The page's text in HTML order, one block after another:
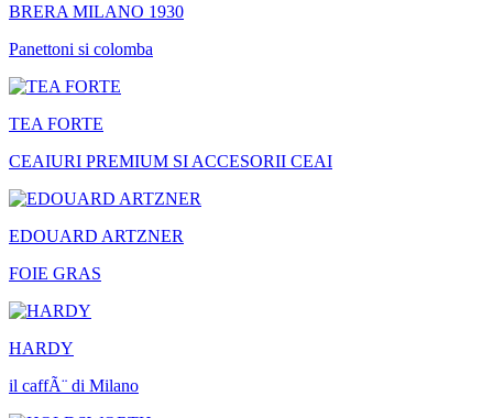
BRERA MILANO 1930
Panettoni si colomba
TEA FORTE
CEAIURI PREMIUM SI ACCESORII CEAI
EDOUARD ARTZNER
FOIE GRAS
HARDY
il caffÃ¨ di Milano